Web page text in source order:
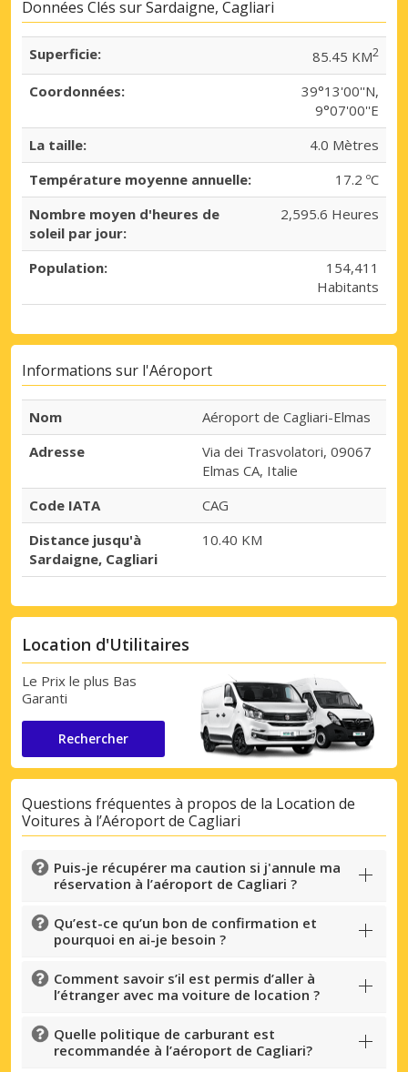
Données Clés sur Sardaigne, Cagliari
Superficie: 85.45 KM2
Coordonnées:
39°13'00''N,
9°07'00''E
La taille:
4.0 Mètres
Température moyenne annuelle:
17.2 ºC
Nombre moyen d'heures de
soleil par jour:
2,595.6 Heures
Population:
154,411
Habitants
Informations sur l'Aéroport
Nom
Aéroport de Cagliari-Elmas
Adresse
Via dei Trasvolatori, 09067
Elmas CA, Italie
Code IATA
CAG
Distance jusqu'à
Sardaigne, Cagliari
10.40 KM
Location d'Utilitaires
Le Prix le plus Bas
Garanti
Rechercher
Questions fréquentes à propos de la Location de
Voitures à l’Aéroport de Cagliari
Puis-je récupérer ma caution si j'annule ma
réservation à l’aéroport de Cagliari ?
Qu’est-ce qu’un bon de confirmation et
pourquoi en ai-je besoin ?
Comment savoir s’il est permis d’aller à
l’étranger avec ma voiture de location ?
Quelle politique de carburant est
recommandée à l’aéroport de Cagliari?